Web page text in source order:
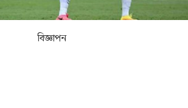
বিজ্ঞাপন